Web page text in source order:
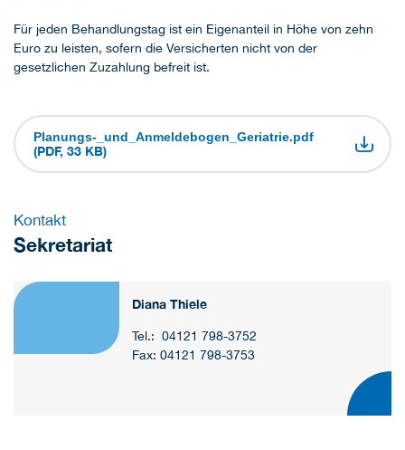
Für jeden Behandlungstag ist ein Eigenanteil in Höhe von zehn
Euro zu leisten, sofern die Versicherten nicht von der
gesetzlichen Zuzahlung befreit ist.
Planungs-_und_Anmeldebogen_Geriatrie.pdf
(PDF, 33 KB)
Kontakt
Sekretariat
Diana Thiele
Tel.: 04121 798-3752
Fax: 04121 798-3753